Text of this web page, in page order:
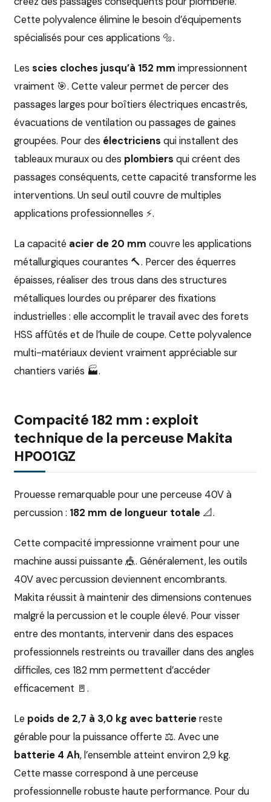
Cette polyvalence élimine le besoin d’équipements
spécialisés pour ces applications 🔩.
Les scies cloches jusqu’à 152 mm impressionnent
vraiment 🎯. Cette valeur permet de percer des
passages larges pour boîtiers électriques encastrés,
évacuations de ventilation ou passages de gaines
groupées. Pour des électriciens qui installent des
tableaux muraux ou des plombiers qui créent des
passages conséquents, cette capacité transforme les
interventions. Un seul outil couvre de multiples
applications professionnelles ⚡.
La capacité acier de 20 mm couvre les applications
métallurgiques courantes 🔨. Percer des équerres
épaisses, réaliser des trous dans des structures
métalliques lourdes ou préparer des fixations
industrielles : elle accomplit le travail avec des forets
HSS affûtés et de l’huile de coupe. Cette polyvalence
multi-matériaux devient vraiment appréciable sur
chantiers variés 🏭.
Compacité 182 mm : exploit
technique de la perceuse Makita
HP001GZ
Prouesse remarquable pour une perceuse 40V à
percussion : 182 mm de longueur totale 📐.
Cette compacité impressionne vraiment pour une
machine aussi puissante 🎪. Généralement, les outils
40V avec percussion deviennent encombrants.
Makita réussit à maintenir des dimensions contenues
malgré la percussion et le couple élevé. Pour visser
entre des montants, intervenir dans des espaces
professionnels restreints ou travailler dans des angles
difficiles, ces 182 mm permettent d’accéder
efficacement 🚪.
Le poids de 2,7 à 3,0 kg avec batteriereste
gérable pour la puissance offerte ⚖️. Avec une
batterie 4 Ah, l’ensemble atteint environ 2,9 kg.
Cette masse correspond à une perceuse
professionnelle robuste haute performance. Pour du